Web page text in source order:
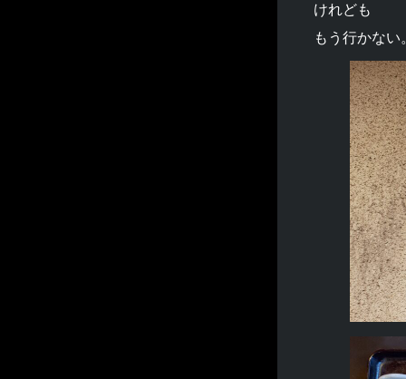
けれども
もう行かない